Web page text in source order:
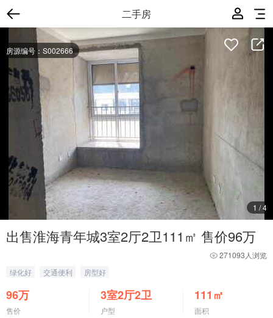
二手房
房源编号：S002666
1 /4
出售淮海青年城3室2厅2卫111㎡ 售价96万
271093人浏览
绿化好
交通便利 房型好
96万
售价
3室2厅2卫
户型
111 ㎡
面积